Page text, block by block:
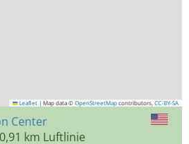
Leaflet | Map data © OpenStreetMap contributors, CC-BY-SA
Center
km Luftlinie